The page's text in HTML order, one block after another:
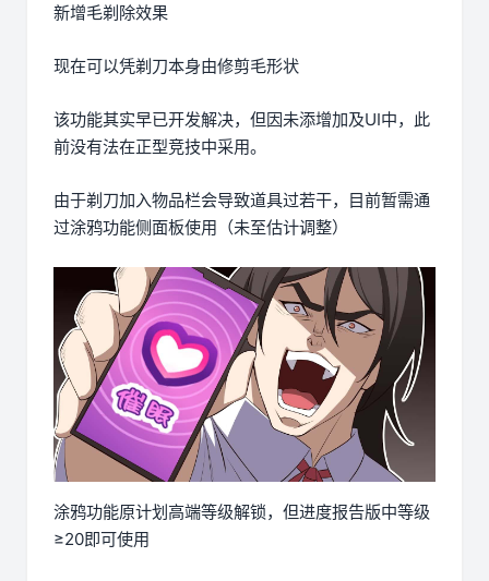
新增毛剃除效果
现在可以凭剃刀本身由修剪毛形状
该功能其实早已开发解决，但因未添增加及UI中，此
前没有法在正型竞技中采用。
由于剃刀加入物品栏会导致道具过若干，目前暂需通
过涂鸦功能侧面板使用（未至估计调整）
涂鸦功能原计划高端等级解锁，但进度报告版中等级
≥20即可使用